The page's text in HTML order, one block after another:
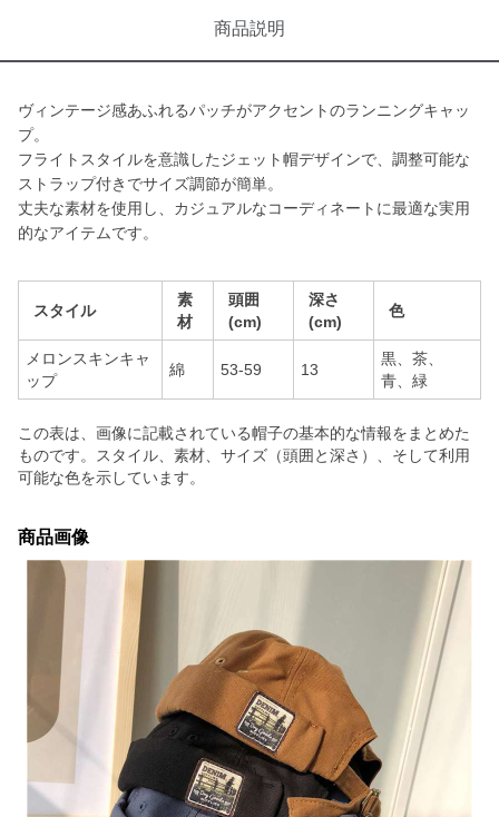
商品説明
ヴィンテージ感あふれるパッチがアクセントのランニングキャッ
プ。
フライトスタイルを意識したジェット帽デザインで、調整可能な
ストラップ付きでサイズ調節が簡単。
丈夫な素材を使用し、カジュアルなコーディネートに最適な実用
的なアイテムです。
スタイル
素
材
頭囲
(cm)
深さ
(cm)
色
メロンスキンキャ
ップ
綿 53-59 13
黒、茶、
青、緑
この表は、画像に記載されている帽子の基本的な情報をまとめた
ものです。スタイル、素材、サイズ（頭囲と深さ）、そして利用
可能な色を示しています。
商品画像